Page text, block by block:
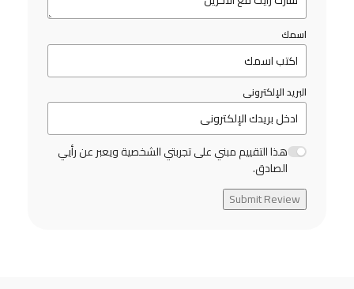
اسمك
البريد الإلكترونى
هذا التقييم مبني على تجربتي الشخصية ويعبر عن رأيي
الصادق.
Submit Review